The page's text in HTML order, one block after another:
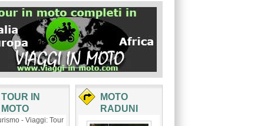
TOUR IN
MOTO
- Viaggi: Tour
MOTO
RADUNI